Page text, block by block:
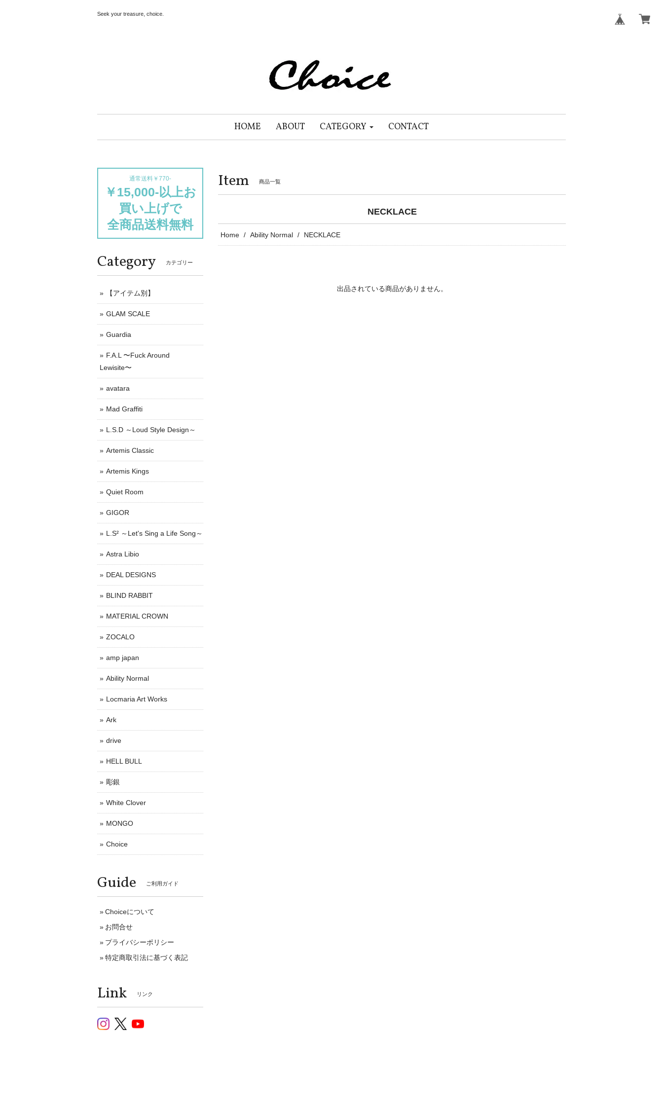
Seek your treasure, choice.
HOME ABOUT CATEGORY CONTACT
Item 商品一覧
NECKLACE
Home Ability Normal NECKLACE
出品されている商品がありません。
通常送料￥770-
￥15,000-以上お
買い上げで
全商品送料無料
Category カテゴリー
【アイテム別】
GLAM SCALE
Guardia
F.A.L 〜Fuck Around
Lewisite〜
avatara
Mad Graffiti
L.S.D ～Loud Style Design～
Artemis Classic
Artemis Kings
Quiet Room
GIGOR
L.S² ～Let's Sing a Life Song～
Astra Libio
DEAL DESIGNS
BLIND RABBIT
MATERIAL CROWN
ZOCALO
amp japan
Ability Normal
Locmaria Art Works
Ark
drive
HELL BULL
彫銀
White Clover
MONGO
Choice
Guide ご利用ガイド
Choiceについて
お問合せ
プライバシーポリシー
特定商取引法に基づく表記
Link リンク